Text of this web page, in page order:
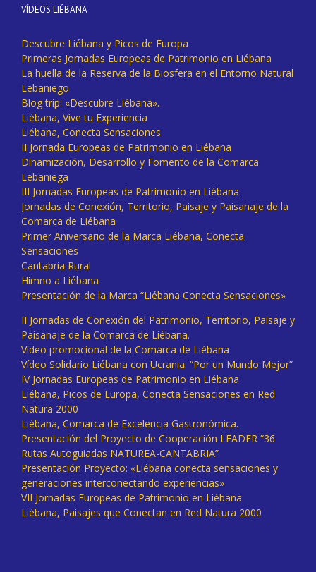
VÍDEOS LIÉBANA
Descubre Liébana y Picos de Europa
Primeras Jornadas Europeas de Patrimonio en Liébana
La huella de la Reserva de la Biosfera en el Entorno Natural
Lebaniego
Blog trip: «Descubre Liébana».
Liébana, Vive tu Experiencia
Liébana, Conecta Sensaciones
II Jornada Europeas de Patrimonio en Liébana
Dinamización, Desarrollo y Fomento de la Comarca
Lebaniega
III Jornadas Europeas de Patrimonio en Liébana
Jornadas de Conexión, Territorio, Paisaje y Paisanaje de la
Comarca de Liébana
Primer Aniversario de la Marca Liébana, Conecta
Sensaciones
Cantabria Rural
Himno a Liébana
Presentación de la Marca “Liébana Conecta Sensaciones»
II Jornadas de Conexión del Patrimonio, Territorio, Paisaje y
Paisanaje de la Comarca de Liébana.
Vídeo promocional de la Comarca de Liébana
Vídeo Solidario Liébana con Ucrania: “Por un Mundo Mejor”
IV Jornadas Europeas de Patrimonio en Liébana
Liébana, Picos de Europa, Conecta Sensaciones en Red
Natura 2000
Liébana, Comarca de Excelencia Gastronómica.
Presentación del Proyecto de Cooperación LEADER “36
Rutas Autoguiadas NATUREA-CANTABRIA”
Presentación Proyecto: «Liébana conecta sensaciones y
generaciones interconectando experiencias»
VII Jornadas Europeas de Patrimonio en Liébana
Liébana, Paisajes que Conectan en Red Natura 2000